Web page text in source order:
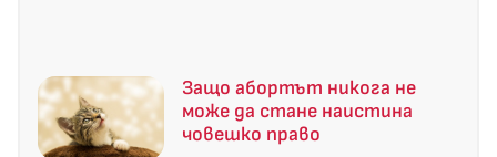
Защо абортът никога не
може да стане наистина
човешко право